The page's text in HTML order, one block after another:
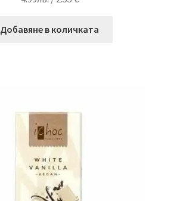
Добавяне в количката